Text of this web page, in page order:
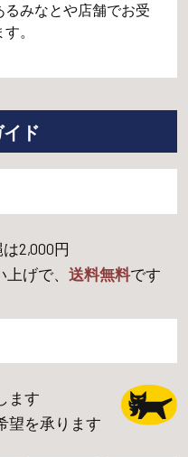
みなとや店舗でお受
。
ド
2,000円
げで、 送料無料です
ます
望を承ります